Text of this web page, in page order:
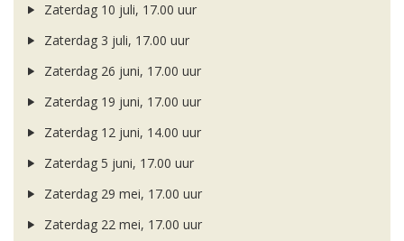
Zaterdag 10 juli, 17.00 uur
Zaterdag 3 juli, 17.00 uur
Zaterdag 26 juni, 17.00 uur
Zaterdag 19 juni, 17.00 uur
Zaterdag 12 juni, 14.00 uur
Zaterdag 5 juni, 17.00 uur
Zaterdag 29 mei, 17.00 uur
Zaterdag 22 mei, 17.00 uur